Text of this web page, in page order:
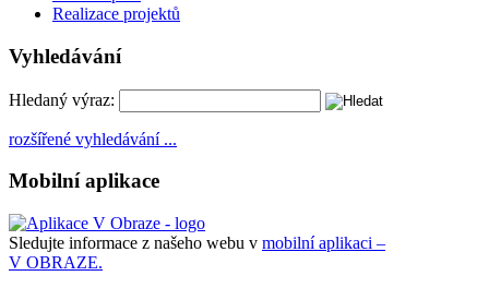
Realizace projektů
Vyhledávání
Hledaný výraz:
rozšířené vyhledávání ...
Mobilní aplikace
Sledujte informace z našeho webu v mobilní aplikaci –
V OBRAZE.